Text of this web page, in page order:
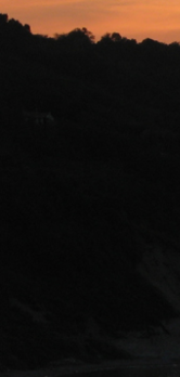
Salta al contenuto